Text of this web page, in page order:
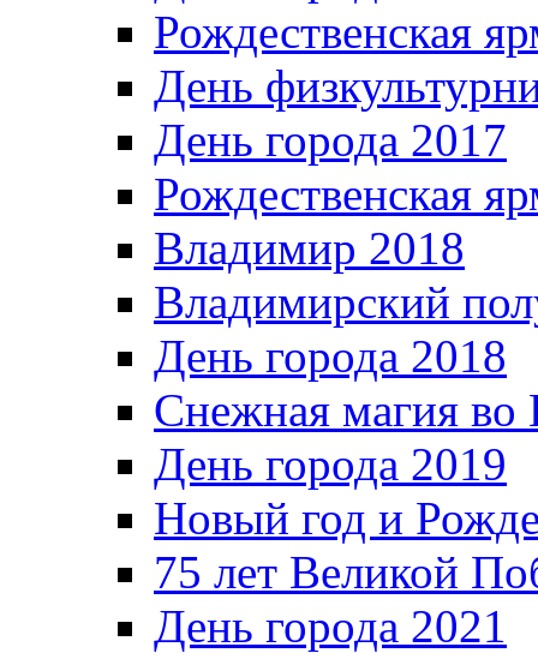
Рождественская
День
День города 2017
Рождественская
Владимир 2018
Владимирский
День города 2018
Снежная магия во
День города 2019
Новый год и
75 лет Великой
День города 2021